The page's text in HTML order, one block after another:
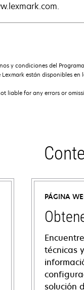
y condiciones del
están disponibles
liable for any errors or
PÁGINA
técnicas
solución